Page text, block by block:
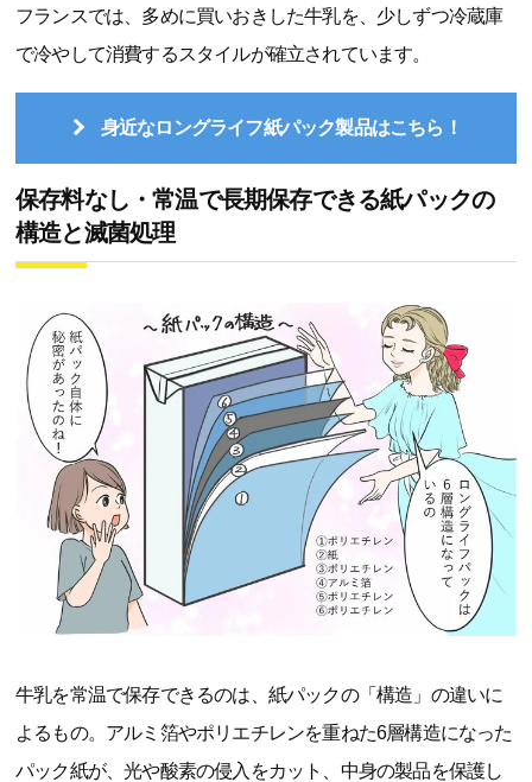
フランスでは、多めに買いおきした牛乳を、少しずつ冷蔵庫
で冷やして消費するスタイルが確立されています。
身近なロングライフ紙パック製品はこちら！
保存料なし・常温で長期保存できる紙パックの
構造と滅菌処理
牛乳を常温で保存できるのは、紙パックの「構造」の違いに
よるもの。アルミ箔やポリエチレンを重ねた6層構造になった
パック紙が、光や酸素の侵入をカット、中身の製品を保護し